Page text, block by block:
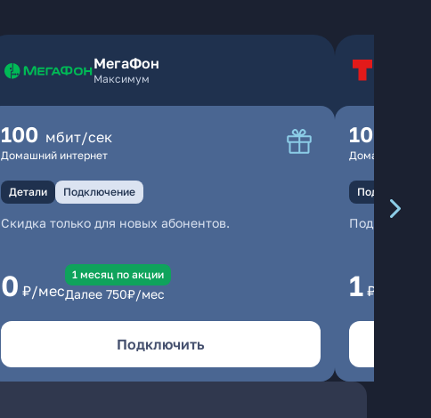
МегаФон
Максимум
100 мбит/сек
Домашний интернет
Детали Подключение
Скидка только для новых абонентов.
0 ₽/мес
1 месяц по акции
Далее 750₽/мес
Подключить
100
Домашний
Подключение
1 ₽/мес